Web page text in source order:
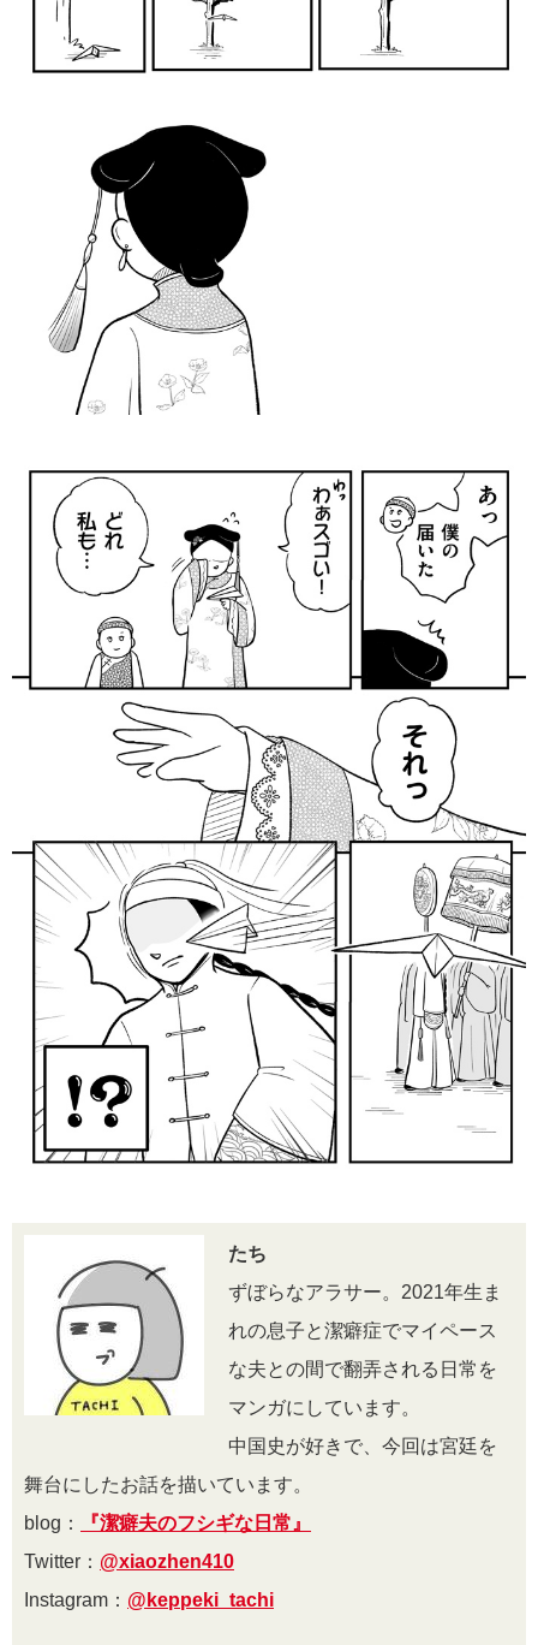
たち
ずぼらなアラサー。2021年生ま
れの息子と潔癖症でマイペース
な夫との間で翻弄される日常を
マンガにしています。
中国史が好きで、今回は宮廷を
舞台にしたお話を描いています。
blog：
『潔癖夫のフシギな日常』
Twitter： @xiaozhen410
Instagram： @keppeki_tachi